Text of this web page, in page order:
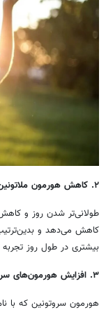
۲. کاهش هورمون ملاتونین
طولانی‌تر شدن روز و
کاهش می‌دهد و بدین‌ترتیب
بیشتری در طول روز
۳. افزایش هورمون‌های سروتونین و دوپامین
هورمون سروتونین که با